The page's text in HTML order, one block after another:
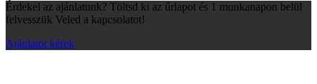
Érdekel az ajánlatunk? Töltsd ki az űrlapot és 1 munkanapon belül
felvesszük Veled a kapcsolatot!
Ajánlatot kérek